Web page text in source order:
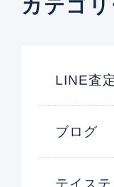
カテゴリ
LINE査定
ブログ
テイス